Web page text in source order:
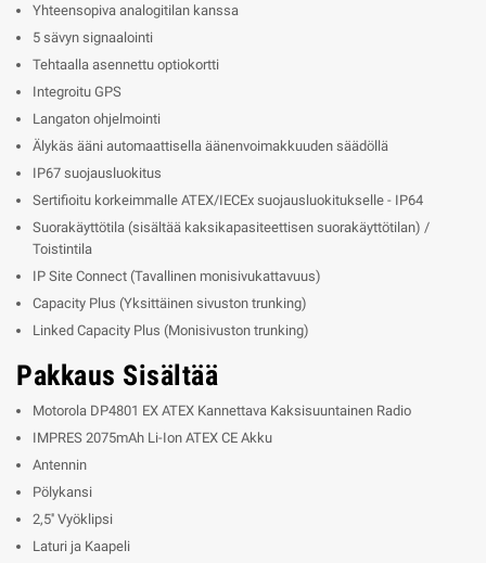
Yhteensopiva analogitilan kanssa
5 sävyn signaalointi
Tehtaalla asennettu optiokortti
Integroitu GPS
Langaton ohjelmointi
Älykäs ääni automaattisella äänenvoimakkuuden säädöllä
IP67 suojausluokitus
Sertifioitu korkeimmalle ATEX/IECEx suojausluokitukselle - IP64
Suorakäyttötila (sisältää kaksikapasiteettisen suorakäyttötilan) /
Toistintila
IP Site Connect (Tavallinen monisivukattavuus)
Capacity Plus (Yksittäinen sivuston trunking)
Linked Capacity Plus (Monisivuston trunking)
Pakkaus Sisältää
Motorola DP4801 EX ATEX Kannettava Kaksisuuntainen Radio
IMPRES 2075mAh Li-Ion ATEX CE Akku
Antennin
Pölykansi
2,5'' Vyöklipsi
Laturi ja Kaapeli